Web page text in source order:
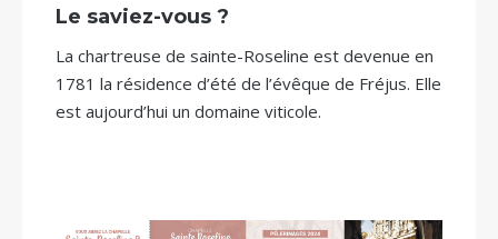
Le saviez-vous ?
La chartreuse de sainte-Roseline est devenue en
1781 la résidence d’été de l’évêque de Fréjus. Elle
est aujourd’hui un domaine viticole.